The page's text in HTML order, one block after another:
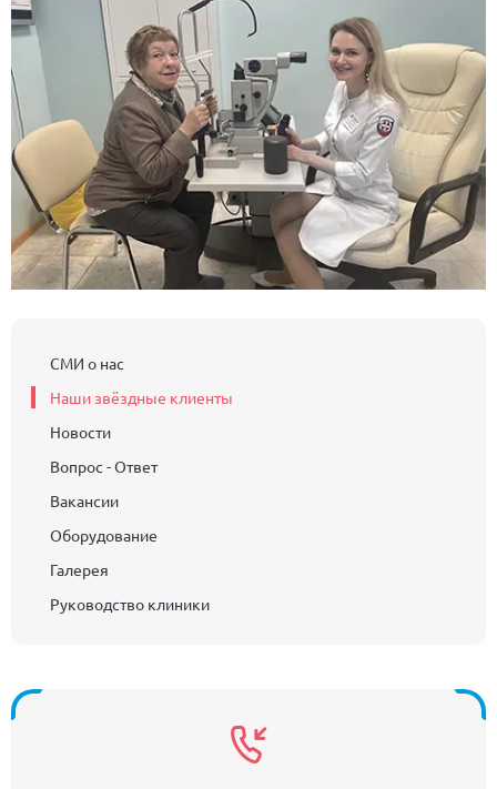
СМИ о нас
Наши звёздные клиенты
Новости
Вопрос - Ответ
Вакансии
Оборудование
Галерея
Руководство клиники